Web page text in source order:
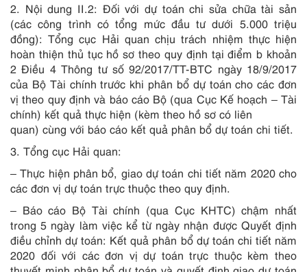
2. Nội dung II.2: Đối với dự toán chi sửa chữa tài sản
(các công trình có tổng mức đầu tư dưới 5.000 triệu
đồng): Tổng cục Hải quan chịu trách nhiệm thực hiện
hoàn thiện thủ tục hồ sơ theo quy định tạiđiểm b khoản
2 Điều 4 Thông tư số 92/2017/TT-BTC ngày 18/9/2017
của Bộ Tài chính trước khi phân bổ dự toán cho các đơn
vị theo quy định và báo cáo Bộ (qua Cục Kế hoạch – Tài
chính) kết quả thực hiện (kèm theo hồ sơ có liên
quan) cùng với báo cáo kết quả phân bổ dự toán chi tiết.
3. Tổng cục Hải quan:
– Thực hiện phân bổ, giao dự toán chi tiết năm 2020 cho
các đơn vị dự toán trực thuộc theo quy định.
– Báo cáo Bộ Tài chính (qua Cục KHTC) chậm nhất
trong 5 ngày làm việc kể từ ngày nhận được Quyết định
điều chỉnh dự toán: Kết quả phân bổ dự toán chi tiết năm
2020 đối với các đơn vị dự toán trực thuộc kèm theo